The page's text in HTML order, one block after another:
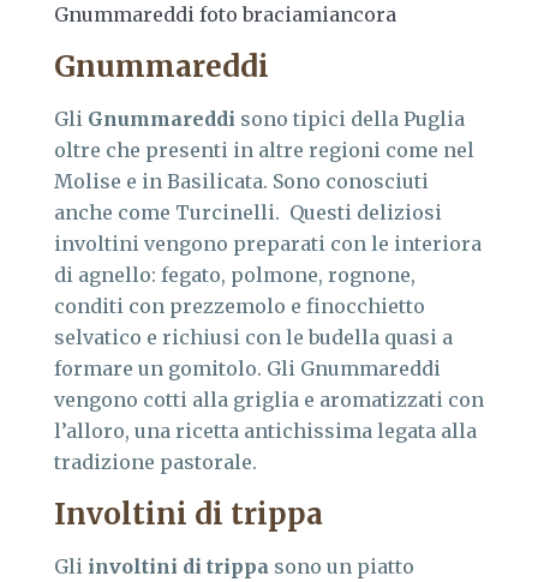
Gnummareddi foto braciamiancora
Gnummareddi
Gli Gnummareddi sono tipici della Puglia
oltre che presenti in altre regioni come nel
Molise e in Basilicata. Sono conosciuti
anche come Turcinelli. Questi deliziosi
involtini vengono preparati con le interiora
di agnello: fegato, polmone, rognone,
conditi con prezzemolo e finocchietto
selvatico e richiusi con le budella quasi a
formare un gomitolo. Gli Gnummareddi
vengono cotti alla griglia e aromatizzati con
l’alloro, una ricetta antichissima legata alla
tradizione pastorale.
Involtini di trippa
Gli involtini di trippa sono un piatto